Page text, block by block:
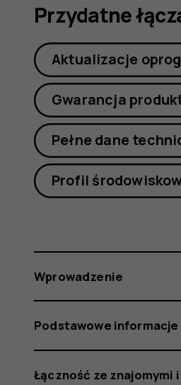
Przydatne
Aktualizacje
Gwarancja
Pełne dane
Profil
Wprowadzenie
Podstawowe informacje
Łączność ze znajomymi